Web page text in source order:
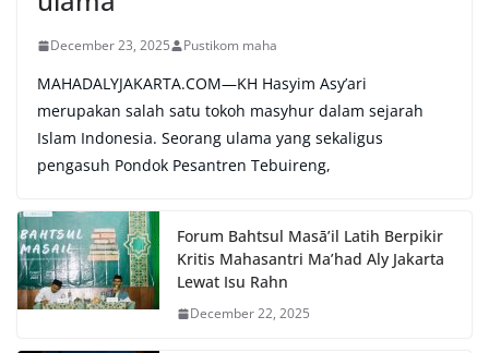
December 23, 2025 Pustikom maha
MAHADALYJAKARTA.COM—KH Hasyim Asy’ari
merupakan salah satu tokoh masyhur dalam sejarah
Islam Indonesia. Seorang ulama yang sekaligus
pengasuh Pondok Pesantren Tebuireng,
Forum Bahtsul Masā’il Latih Berpikir
Kritis Mahasantri Ma’had Aly Jakarta
Lewat Isu Rahn
December 22, 2025